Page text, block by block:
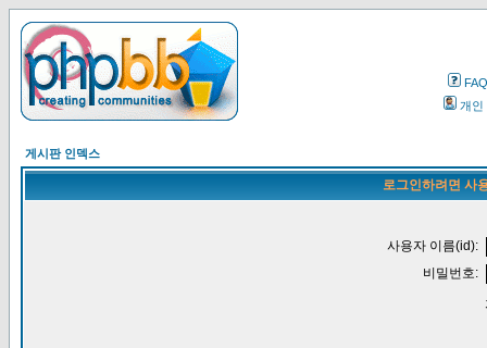
FAQ
개인
게시판 인덱스
로그인하려면 사
사용자 이름(id):
비밀번호: